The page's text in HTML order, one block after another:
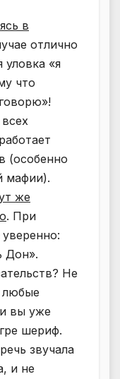
в
отлично
уловка «я
что
(особенно
мафии).
же
. При
Дон».
Не
любые
вы уже
шериф.
звучала
и не